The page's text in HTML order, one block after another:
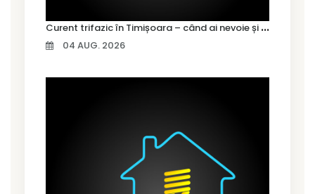
C
urent trifazic în Timișoara – când ai nevoie și cum îl alegi
04 AUG. 2026